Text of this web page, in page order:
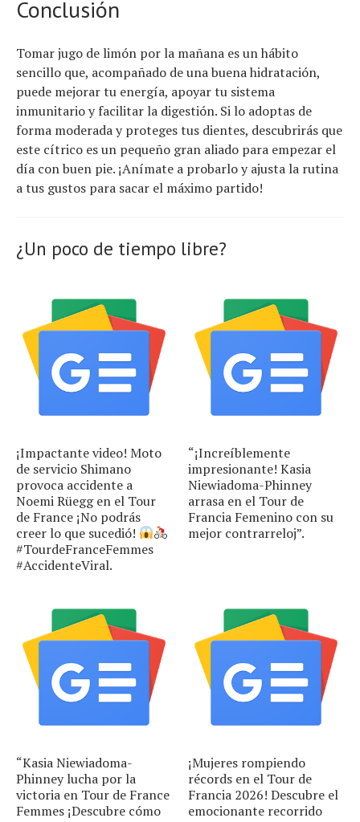
Conclusión
Tomar jugo de limón por la mañana es un hábito
sencillo que, acompañado de una buena hidratación,
puede mejorar tu energía, apoyar tu sistema
inmunitario y facilitar la digestión. Si lo adoptas de
forma moderada y proteges tus dientes, descubrirás que
este cítrico es un pequeño gran aliado para empezar el
día con buen pie. ¡Anímate a probarlo y ajusta la rutina
a tus gustos para sacar el máximo partido!
¿Un poco de tiempo libre?
¡Impactante video! Moto
de servicio Shimano
provoca accidente a
Noemi Rüegg en el Tour
de France ¡No podrás
creer lo que sucedió!
#TourdeFranceFemmes
#AccidenteViral.
“¡Increíblemente
impresionante! Kasia
Niewiadoma-Phinney
arrasa en el Tour de
Francia Femenino con su
mejor contrarreloj”.
“Kasia Niewiadoma-
Phinney lucha por la
victoria en Tour de France
Femmes ¡Descubre cómo
¡Mujeres rompiendo
récords en el Tour de
Francia 2026! Descubre el
emocionante recorrido